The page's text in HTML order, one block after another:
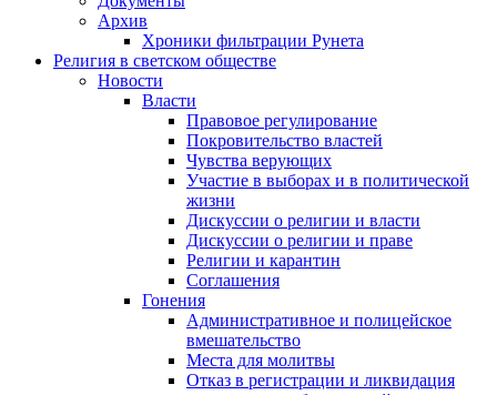
Архив
Хроники фильтрации Рунета
Религия в светском обществе
Новости
Власти
Правовое регулирование
Покровительство властей
Чувства верующих
Участие в выборах и в политической
жизни
Дискуссии о религии и власти
Дискуссии о религии и праве
Религии и карантин
Соглашения
Гонения
Административное и полицейское
вмешательство
Места для молитвы
Отказ в регистрации и ликвидация